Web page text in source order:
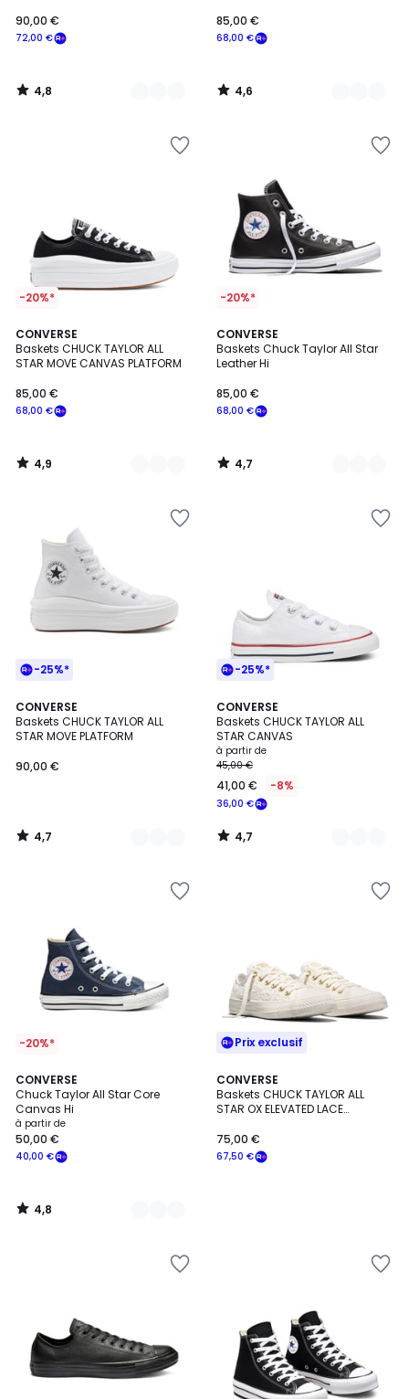
72,00 €
90,00 €
4,8
/
68,00 €
85,00 €
4,6
/
-20%*
CONVERSE
Baskets CHUCK TAYLOR ALL
STAR MOVE CANVAS PLATFORM
68,00 €
85,00 €
4,9
/ 5
2
Couleurs
4,9
/
-20%*
CONVERSE
Baskets Chuck Taylor All Star
Leather Hi
68,00 €
85,00 €
4,7
/ 5
2
Couleurs
4,7
/
-25%*
CONVERSE
Baskets CHUCK TAYLOR ALL
STAR MOVE PLATFORM
90,00 €
4,7
/ 5
2
Couleurs
4,7
/
-25%*
CONVERSE
Baskets CHUCK TAYLOR ALL
STAR CANVAS
à partir de
36,00 €
45,00 €
41,00 € -8%
4,7
/ 5
6
Couleurs
4,7
/
-20%*
CONVERSE
Chuck Taylor All Star Core
Canvas Hi
à partir de
40,00 €
50,00 €
4,8
/ 5
6
Couleurs
4,8
/
Prix exclusif
CONVERSE
Baskets CHUCK TAYLOR ALL
STAR OX ELEVATED LACE
67,50 €
75,00 €